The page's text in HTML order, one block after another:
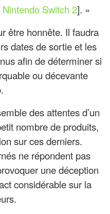
Nintendo Switch 2]. »
être honnête. Il faudra
dates de sortie et les
afin de déterminer si
ou décevante
des attentes d’un
nombre de produits,
sur ces derniers.
ne répondent pas
une déception
considérable sur la